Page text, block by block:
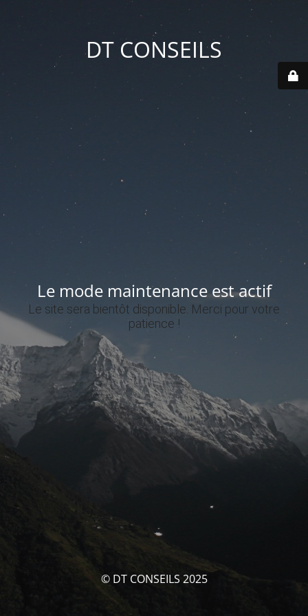
DT CONSEILS
Le mode maintenance est actif
Le site sera bientôt disponible. Merci pour votre
patience !
© DT CONSEILS 2025